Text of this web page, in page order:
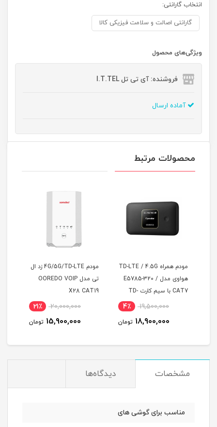
انتخاب گارانتی:
گارانتی اصالت و سلامت فیزیکی کالا
ویژگی‌های محصول
فروشنده: آی تی تل I.T.TEL
آماده ارسال
محصولات مرتبط
مودم همراه TD-LTE / 4.5G
هواوی مدل E5785-320 /
CAT7 با سیم کارت TD-
LTE و اینترنت 100 گیگ19,500,000 4٪
18,900,000 تومان
مودم 4G/5G/TD-LTE زد ال
تی مدل OOREDO VOIP
X28 CAT19
20,000,000 21٪
15,900,000 تومان
مشخصات دیدگاه‌ها
مناسب برای گوشی های